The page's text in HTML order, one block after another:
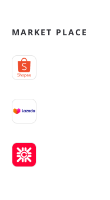
MARKET PLACE